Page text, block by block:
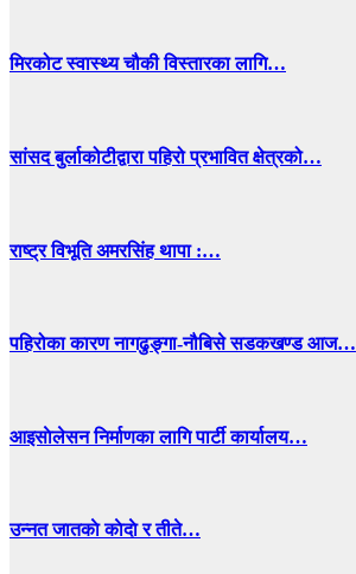
मिरकोट स्वास्थ्य चौकी विस्तारका लागि…
सांसद बुर्लाकोटीद्वारा पहिरो प्रभावित क्षेत्रको…
राष्ट्र विभूति अमरसिंह थापा :…
पहिरोका कारण नागढुङ्गा-नौबिसे सडकखण्ड आज…
आइसाेलेसन निर्माणका लागि पार्टी कार्यालय…
उन्नत जातकाे काेदाे र तीते…